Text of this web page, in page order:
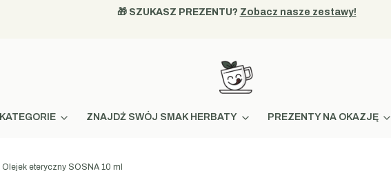
🎁 SZUKASZ PREZENTU? Zobacz nasze zestawy!
KATEGORIE ZNAJDŹ SWÓJ SMAK HERBATY PREZENTY NA OKAZJĘ
Olejek eteryczny SOSNA 10 ml